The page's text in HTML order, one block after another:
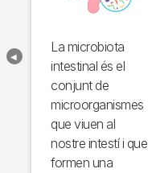
La microbiota
intestinal és el
conjunt de
microorganismes
que viuen al
nostre intestí i que
formen una